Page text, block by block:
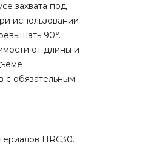
захвата под
использовании
90°.
от длины и
с обязательным
HRC30.